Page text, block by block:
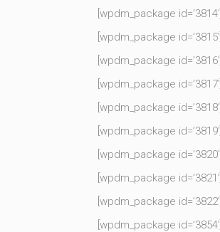
[wpdm_package id=’3814′]
[wpdm_package id=’3815′]
[wpdm_package id=’3816′]
[wpdm_package id=’3817′]
[wpdm_package id=’3818′]
[wpdm_package id=’3819′]
[wpdm_package id=’3820′]
[wpdm_package id=’3821′]
[wpdm_package id=’3822′]
[wpdm_package id=’3854′]